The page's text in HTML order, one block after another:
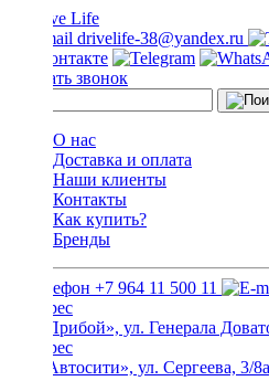
drivelife-38@yandex.ru
Заказать звонок
О нас
Доставка и оплата
Наши клиенты
Контакты
Как купить?
Бренды
+7 964 11 500 11
ТЦ «Прибой», ул. Генерала
ТЦ «Автосити», ул. Сергеева, 3/